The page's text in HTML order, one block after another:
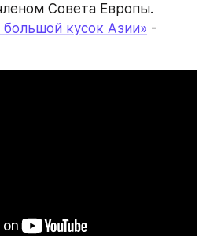
Совета Европы.
кусок Азии» -